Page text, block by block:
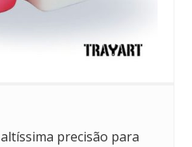
precisão para